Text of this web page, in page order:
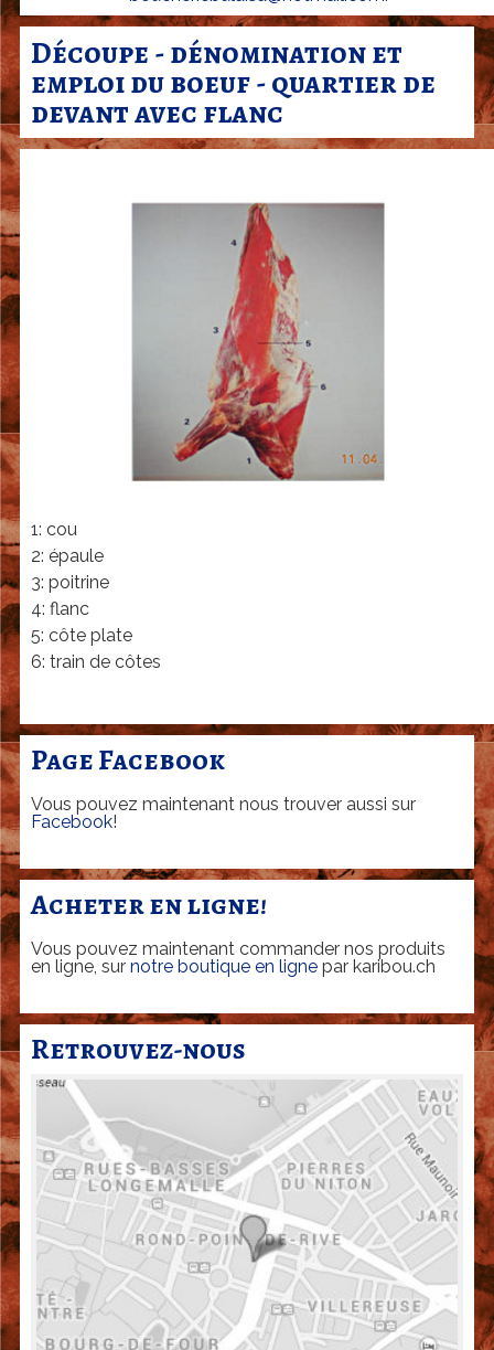
r
c
u
t
e
u
l
a
S
A
E
r
i
c
R
i
c
h
a
r
d
G
e
n
è
v
e
Découpe - dénomination et
emploi du boeuf - quartier de
devant avec flanc
1: cou
2: épaule
3: poitrine
4: flanc
5: côte plate
6: train de côtes
Page Facebook
Vous pouvez maintenant nous trouver aussi sur
Facebook!
Acheter en ligne!
Vous pouvez maintenant commander nos produits
en ligne, sur notre boutique en lignepar karibou.ch
Retrouvez-nous